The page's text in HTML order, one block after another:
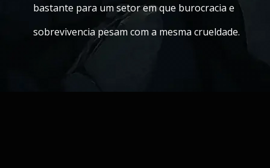
bastante para um setor em que burocracia e
sobrevivencia pesam com a mesma crueldade.